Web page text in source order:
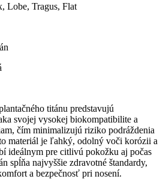
Lobe, Tragus, Flat
titánu predstavujú
svojej vysokej biokompatibilite a
čím minimalizujú riziko podráždenia
materiál je ľahký, odolný voči korózii a
ideálnym pre citlivú pokožku aj počas
spĺňa najvyššie zdravotné štandardy,
a bezpečnosť pri nosení.